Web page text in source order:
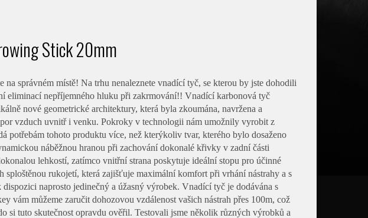
Stick 20mm
správném místě! Na trhu nenaleznete vnadící tyč, se kterou by jste dohodili
eliminací nepříjemného hluku při zakrmování!! Vnadící karbonová tyč
nové geometrické architektury, která byla zkoumána, navržena a
vzduch uvnitř i venku. Pokroky v technologii nám umožnily vyrobit z
potřebám tohoto produktu více, než kterýkoliv tvar, kterého bylo dosaženo
náběžnou hranou při zachování dokonalé křivky v zadní části
lehkostí, zatímco vnitřní strana poskytuje ideální stopu pro účinné
sploštěnou rukojetí, která zajišťuje maximální komfort při vrhání nástrahy a s
naprosto jedinečný a úžasný výrobek. Vnadící tyč je dodávána s
vám můžeme zaručit dohozovou vzdálenost vašich nástrah přes 100m, což
si tuto skutečnost opravdu ověřil. Testovali jsme několik různých výrobků a